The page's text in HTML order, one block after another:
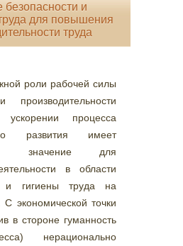
безопасности и
для повышения
труда
роли рабочей силы
процесса
развития имеет
значение для
в области
и гигиены труда на
С экономической точки
в стороне гуманность
нерационально